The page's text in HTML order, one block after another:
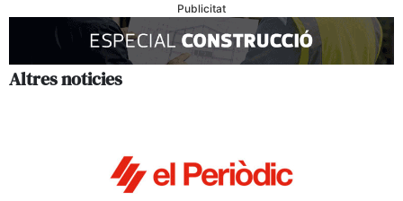
Publicitat
Altres noticies